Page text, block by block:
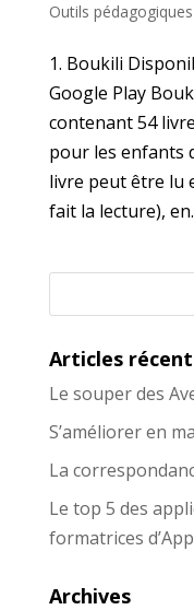
Outils pédagogiques
1. Boukili
Google Play
contenant 54
pour les enfants
livre peut être lu
fait la lecture),
Articles
Le souper des
S’améliorer en
La
Le top 5 des
formatrices
Archives